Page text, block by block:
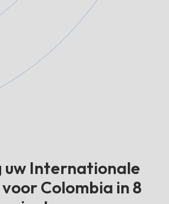
uw Internationale
Colombia in 8